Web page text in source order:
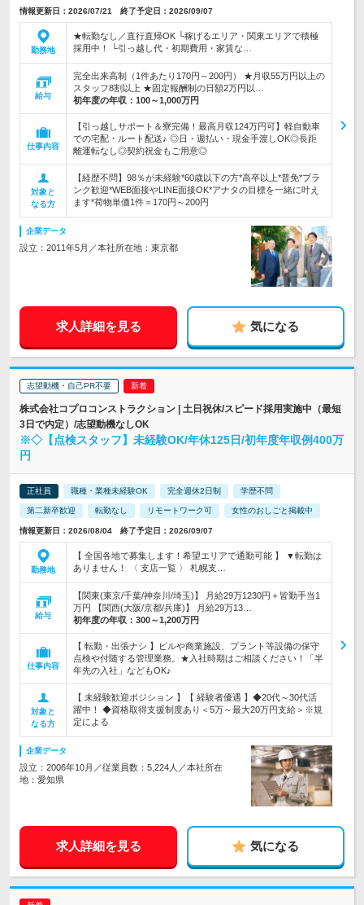
情報更新日：2026/07/21 終了予定日：2026/09/07
勤務地
★転勤なし／直行直帰OK └稼げるエリア・関東エリアで積極
採用中！ └引っ越し代・初期費用・家賃な…
給与
完全出来高制（1件あたり170円～200円） ★月収55万円以上の
スタッフ8割以上 ★固定報酬制の日額2万円以…
初年度の年収： 100～1,000万円
仕事内容
【引っ越しサポート＆寮完備！最高月収124万円可】軽自動車
での宅配・ルート配送♪ ◎日・週払い・現金手渡しOK◎長距
離運転なし◎契約祝金もご用意◎
対象と
なる方
【経歴不問】98％が未経験*60歳以下の方*高卒以上*普免*ブラ
ンク歓迎*WEB面接やLINE面接OK*アナタの目標を一緒に叶え
ます*荷物単価1件＝170円～200円
企業データ
設立：2011年5月／本社所在地：東京都
求人詳細を見る 気になる
志望動機・自己PR不要
株式会社コプロコンストラクション | 土日祝休/スピード採用実施中（最短
3日で内定）/志望動機なしOK
※◇【点検スタッフ】未経験OK/年休125日/初年度年収例400万
円
正社員 職種・業種未経験OK 完全週休2日制 学歴不問
第二新卒歓迎 転勤なし リモートワーク可 女性のおしごと掲載中
情報更新日：2026/08/04 終了予定日：2026/09/07
勤務地
【 全国各地で募集します！希望エリアで通勤可能 】 ▼転勤は
ありません！ 〈 支店一覧 〉 札幌支…
給与
【関東(東京/千葉/神奈川/埼玉)】 月給29万1230円＋皆勤手当1
万円 【関西(大阪/京都/兵庫)】 月給29万13…
初年度の年収： 300～1,200万円
仕事内容
【 転勤・出張ナシ 】ビルや商業施設、プラント等設備の保守
点検や付随する管理業務。★入社時期はご相談ください！「半
年先の入社」などもOK♪
対象と
なる方
【 未経験歓迎ポジション 】【 経験者優遇 】◆20代～30代活
躍中！ ◆資格取得支援制度あり＜5万～最大20万円支給＞※規
定による
企業データ
設立：2006年10月／従業員数：5,224人／本社所在
地：愛知県
求人詳細を見る 気になる